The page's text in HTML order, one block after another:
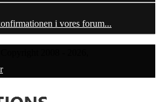
i vores forum...